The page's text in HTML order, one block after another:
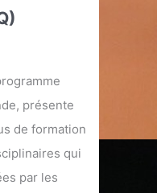
présente
de formation
qui
par les